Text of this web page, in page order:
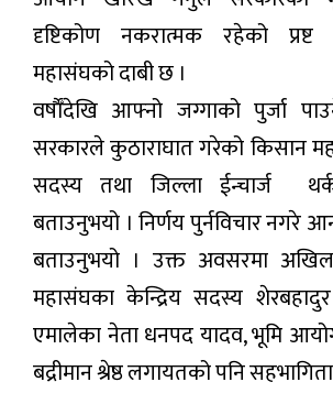
दृष्टिकोण नकरात्मक रहेको
महासंघको दाबी छ ।
वर्षाैँदेखि आफ्नो जग्गाको पुर्जा
सरकारले कुठाराघात गरेको किसान
सदस्य तथा जिल्ला ईन्चार्ज
बताउनुभयो । निर्णय पुर्नविचार नगरे
बताउनुभयो । उक्त अवसरमा
महासंघका केन्द्रिय सदस्य
एमालेका नेता धनपद यादव, भूमि
बद्रीमान श्रेष्ठ लगायतको पनि